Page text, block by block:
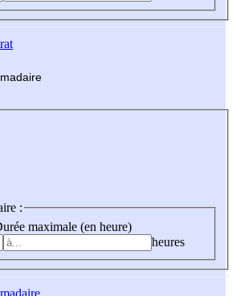
madaire
:
maximale (en heure)
heures